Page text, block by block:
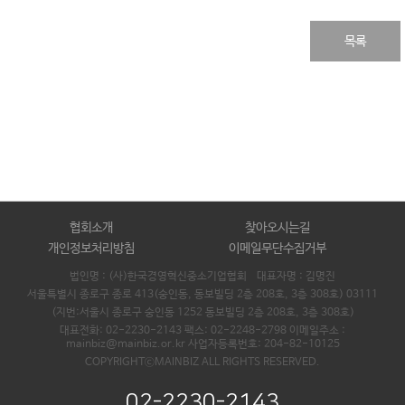
목록
협회소개
찾아오시는길
개인정보처리방침
이메일무단수집거부
법인명 : (사)한국경영혁신중소기업협회 대표자명 : 김명진
서울특별시 종로구 종로 413(숭인동, 동보빌딩 2층 208호, 3층 308호) 03111
(지번:서울시 종로구 숭인동 1252 동보빌딩 2층 208호, 3층 308호)
대표전화: 02-2230-2143 팩스: 02-2248-2798 이메일주소 :
mainbiz@mainbiz.or.kr 사업자등록번호: 204-82-10125
COPYRIGHTⓒMAINBIZ ALL RIGHTS RESERVED.